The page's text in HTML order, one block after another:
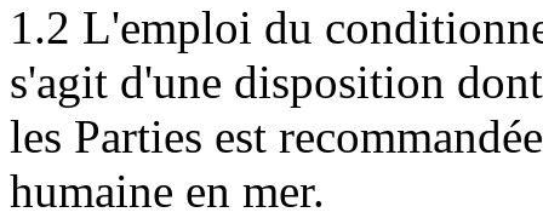
1.2 L'emploi du
s'agit d'une disposition
les Parties est
humaine en mer.